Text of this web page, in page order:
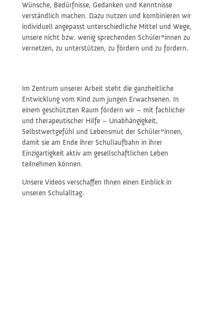
Wünsche, Bedürfnisse, Gedanken und Kenntnisse
verständlich machen. Dazu nutzen und kombinieren wir
individuell angepasst unterschiedliche Mittel und Wege,
unsere nicht bzw. wenig sprechenden Schüler*innen zu
vernetzen, zu unterstützen, zu fördern und zu fordern.
Im Zentrum unserer Arbeit steht die ganzheitliche
Entwicklung vom Kind zum jungen Erwachsenen. In
einem geschützten Raum fördern wir – mit fachlicher
und therapeutischer Hilfe – Unabhängigkeit,
Selbstwertgefühl und Lebensmut der Schüler*innen,
damit sie am Ende ihrer Schullaufbahn in ihrer
Einzigartigkeit aktiv am gesellschaftlichen Leben
teilnehmen können.
Unsere Videos verschaffen Ihnen einen Einblick in
unseren Schulalltag.